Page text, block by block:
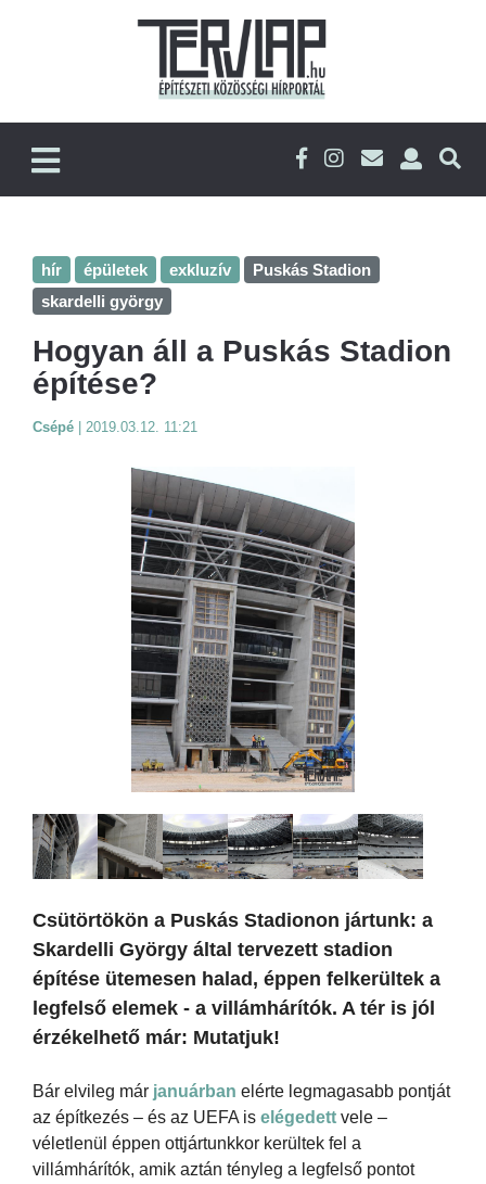
hír épületek exkluzív
Puskás Stadion
skardelli györgy
Hogyan áll a Puskás Stadion
építése?
Csépé 2019.03.12. 11:21
Csütörtökön a Puskás Stadionon jártunk: a
Skardelli György által tervezett stadion
építése ütemesen halad, éppen felkerültek a
legfelső elemek - a villámhárítók. A tér is jól
érzékelhető már: Mutatjuk!
Bár elvileg már januárban elérte legmagasabb pontját
az építkezés – és az UEFA is elégedett vele –
véletlenül éppen ottjártunkkor kerültek fel a
villámhárítók, amik aztán tényleg a legfelső pontot